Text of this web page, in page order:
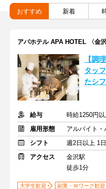
おすすめ 新着
アパホテル APA HOTEL 〈金沢
【調
タッ
たシ
給与
時給1250円
雇用形態
アルバイト・
シフト
週2日以上 1
アクセス
金沢駅
徒歩1分
大学生歓迎 副業・Ｗワーク歓迎